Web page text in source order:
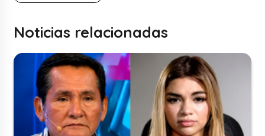
Noticias relacionadas